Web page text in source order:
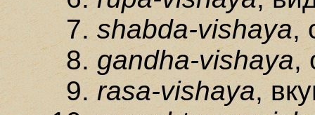
shabda-vishaya,
gandha-vishaya,
rasa-vishaya,